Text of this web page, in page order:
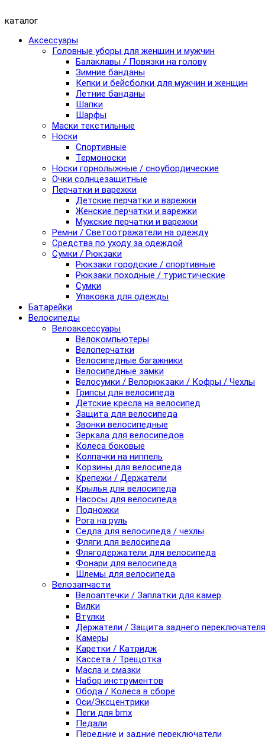
каталог
Аксессуары
Головные уборы для женщин и мужчин
Балаклавы / Повязки на голову
Зимние банданы
Кепки и бейсболки для мужчин и женщин
Летние банданы
Шапки
Шарфы
Маски текстильные
Носки
Спортивные
Термоноски
Носки горнолыжные / сноубордические
Очки солнцезащитные
Перчатки и варежки
Детские перчатки и варежки
Женские перчатки и варежки
Мужские перчатки и варежки
Ремни / Светоотражатели на одежду
Средства по уходу за одеждой
Сумки / Рюкзаки
Рюкзаки городские / спортивные
Рюкзаки походные / туристические
Сумки
Упаковка для одежды
Батарейки
Велосипеды
Велоаксессуары
Велокомпьютеры
Велоперчатки
Велосипедные багажники
Велосипедные замки
Велосумки / Велорюкзаки / Кофры / Чехлы
Грипсы для велосипеда
Детские кресла на велосипед
Защита для велосипеда
Звонки велосипедные
Зеркала для велосипедов
Колеса боковые
Колпачки на ниппель
Корзины для велосипеда
Крепежи / Держатели
Крылья для велосипеда
Насосы для велосипеда
Подножки
Рога на руль
Седла для велосипеда / чехлы
Фляги для велосипеда
Флягодержатели для велосипеда
Фонари для велосипеда
Шлемы для велосипеда
Велозапчасти
Велоаптечки / Заплатки для камер
Вилки
Втулки
Держатели / Защита заднего переключателя
Камеры
Каретки / Катридж
Кассета / Трещотка
Масла и смазки
Набор инструментов
Обода / Колеса в сборе
Оси/Эксцентрики
Пеги для bmx
Педали
Передние и задние переключатели